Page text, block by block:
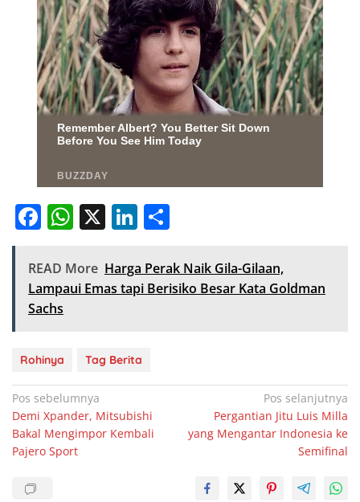
F
c
e
b
o
k
W
at
s
p
X Li
k
e
ar
e
READ More Harga Perak Naik Gila-Gilaan,
Lampaui Emas tapi Berisiko Besar Kata Goldman
Sachs
Rohinya Tag Berita
Navigasi
pos
Pos sebelumnya
Demi Xpander, Mitsubishi
Bakal Mengimpor Kembali
Pajero Sport
Pos selanjutnya
Pergantian Jitu Luis Milla
yang Mengantar Indonesia ke
Semifinal